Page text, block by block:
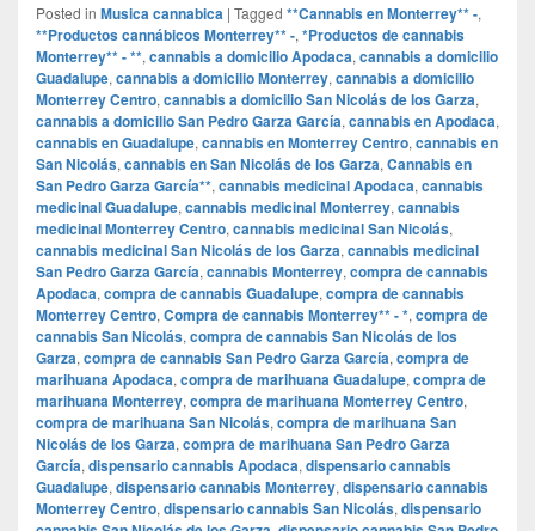
Posted in Musica cannabica | Tagged **Cannabis en Monterrey** -,
**Productos cannábicos Monterrey** -, *Productos de cannabis
Monterrey** - **, cannabis a domicilio Apodaca, cannabis a domicilio
Guadalupe, cannabis a domicilio Monterrey, cannabis a domicilio
Monterrey Centro, cannabis a domicilio San Nicolás de los Garza,
cannabis a domicilio San Pedro Garza García, cannabis en Apodaca,
cannabis en Guadalupe, cannabis en Monterrey Centro, cannabis en
San Nicolás, cannabis en San Nicolás de los Garza, Cannabis en
San Pedro Garza García**, cannabis medicinal Apodaca, cannabis
medicinal Guadalupe, cannabis medicinal Monterrey, cannabis
medicinal Monterrey Centro, cannabis medicinal San Nicolás,
cannabis medicinal San Nicolás de los Garza, cannabis medicinal
San Pedro Garza García, cannabis Monterrey, compra de cannabis
Apodaca, compra de cannabis Guadalupe, compra de cannabis
Monterrey Centro, Compra de cannabis Monterrey** - *, compra de
cannabis San Nicolás, compra de cannabis San Nicolás de los
Garza, compra de cannabis San Pedro Garza García, compra de
marihuana Apodaca, compra de marihuana Guadalupe, compra de
marihuana Monterrey, compra de marihuana Monterrey Centro,
compra de marihuana San Nicolás, compra de marihuana San
Nicolás de los Garza, compra de marihuana San Pedro Garza
García, dispensario cannabis Apodaca, dispensario cannabis
Guadalupe, dispensario cannabis Monterrey, dispensario cannabis
Monterrey Centro, dispensario cannabis San Nicolás, dispensario